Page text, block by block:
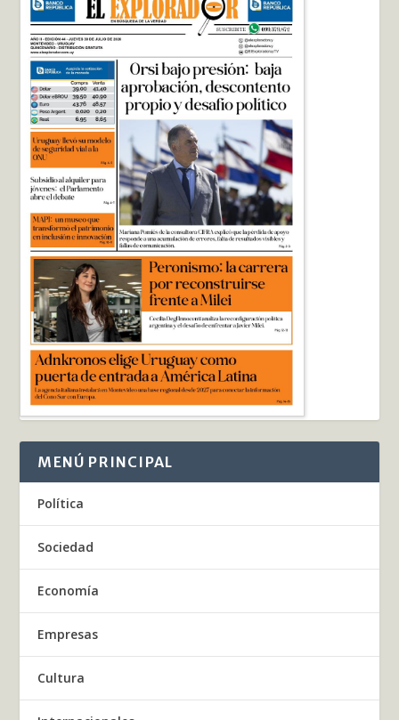
MENÚ PRINCIPAL
Política
Sociedad
Economía
Empresas
Cultura